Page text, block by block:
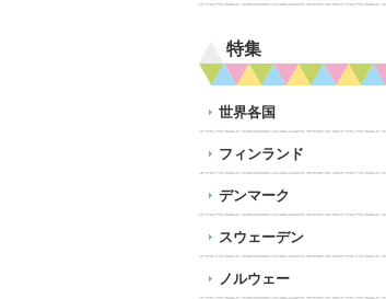
特集
世界各国
フィンランド
デンマーク
スウェーデン
ノルウェー